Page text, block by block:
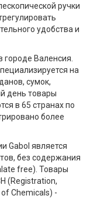
ручки
удобства и
городе Валенсия.
на
сумок,
день товары
в 65 странах по
более
Gabol является
без содержания
free). Товары
(Registration,
Chemicals) -